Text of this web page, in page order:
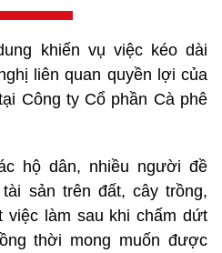
khiến vụ việc kéo dài
liên quan quyền lợi của
Công ty Cổ phần Cà phê
hộ dân, nhiều người đề
sản trên đất, cây trồng,
việc làm sau khi chấm dứt
thời mong muốn được